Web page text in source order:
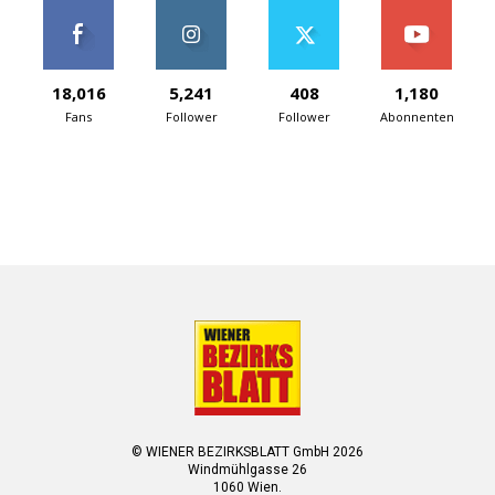
18,016
Fans
5,241
Follower
408
Follower
1,180
Abonnenten
© WIENER BEZIRKSBLATT GmbH 2026
Windmühlgasse 26
1060 Wien.